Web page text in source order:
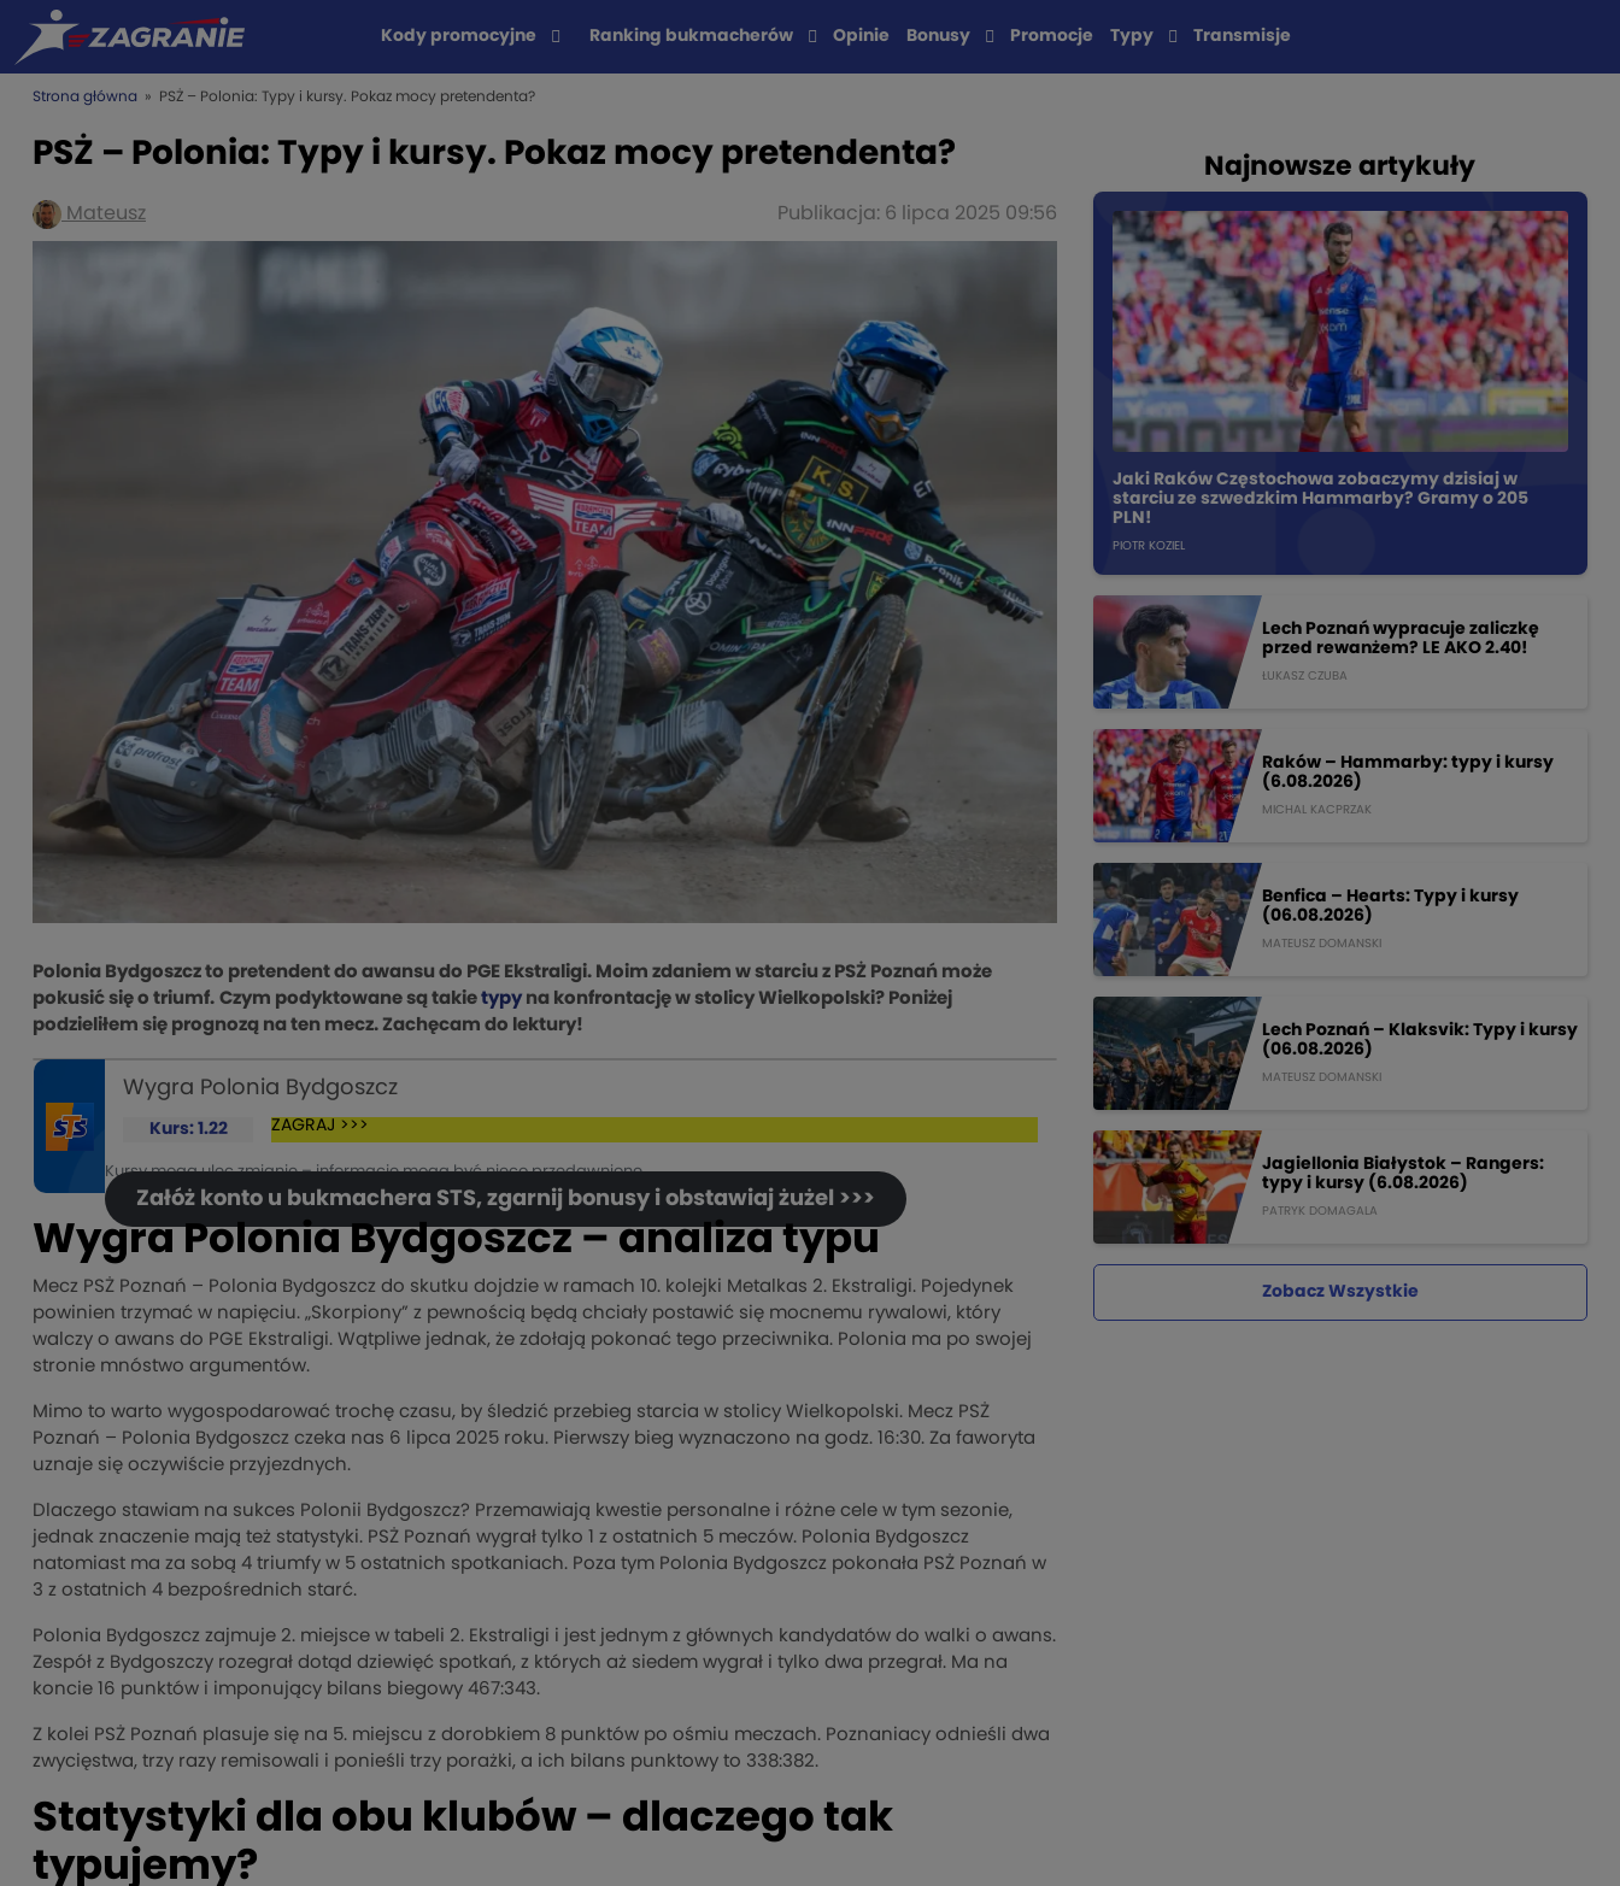
Kody promocyjne Ranking bukmacherów Opinie Bonusy Promocje Typy Transmisje
Strona główna » PSŻ – Polonia: Typy i kursy. Pokaz mocy pretendenta?
PSŻ – Polonia: Typy i kursy. Pokaz mocy pretendenta?
Mateusz Publikacja: 6 lipca 2025 09:56
Polonia Bydgoszcz to pretendent do awansu do PGE Ekstraligi. Moim zdaniem w starciu z PSŻ Poznań może
pokusić się o triumf. Czym podyktowane są takie typy na konfrontację w stolicy Wielkopolski? Poniżej
podzieliłem się prognozą na ten mecz. Zachęcam do lektury!
Wygra Polonia Bydgoszcz
Kurs: 1.22 ZAGRAJ >>>
Kursy mogą ulec zmianie – informacje mogą być nieco przedawnione.
Załóż konto u bukmachera STS, zgarnij bonusy i obstawiaj żużel >>>
Wygra Polonia Bydgoszcz – analiza typu
Mecz PSŻ Poznań – Polonia Bydgoszcz do skutku dojdzie w ramach 10. kolejki Metalkas 2. Ekstraligi. Pojedynek
powinien trzymać w napięciu. „Skorpiony” z pewnością będą chciały postawić się mocnemu rywalowi, który
walczy o awans do PGE Ekstraligi. Wątpliwe jednak, że zdołają pokonać tego przeciwnika. Polonia ma po swojej
stronie mnóstwo argumentów.
Mimo to warto wygospodarować trochę czasu, by śledzić przebieg starcia w stolicy Wielkopolski. Mecz PSŻ
Poznań – Polonia Bydgoszcz czeka nas 6 lipca 2025 roku. Pierwszy bieg wyznaczono na godz. 16:30. Za faworyta
uznaje się oczywiście przyjezdnych.
Dlaczego stawiam na sukces Polonii Bydgoszcz? Przemawiają kwestie personalne i różne cele w tym sezonie,
jednak znaczenie mają też statystyki. PSŻ Poznań wygrał tylko 1 z ostatnich 5 meczów. Polonia Bydgoszcz
natomiast ma za sobą 4 triumfy w 5 ostatnich spotkaniach. Poza tym Polonia Bydgoszcz pokonała PSŻ Poznań w
3 z ostatnich 4 bezpośrednich starć.
Polonia Bydgoszcz zajmuje 2. miejsce w tabeli 2. Ekstraligi i jest jednym z głównych kandydatów do walki o awans.
Zespół z Bydgoszczy rozegrał dotąd dziewięć spotkań, z których aż siedem wygrał i tylko dwa przegrał. Ma na
koncie 16 punktów i imponujący bilans biegowy 467:343.
Z kolei PSŻ Poznań plasuje się na 5. miejscu z dorobkiem 8 punktów po ośmiu meczach. Poznaniacy odnieśli dwa
zwycięstwa, trzy razy remisowali i ponieśli trzy porażki, a ich bilans punktowy to 338:382.
Statystyki dla obu klubów – dlaczego tak
typujemy?
Najnowsze artykuły
Jaki Raków Częstochowa zobaczymy dzisiaj w
starciu ze szwedzkim Hammarby? Gramy o 205
PLN!
PIOTR KOZIEL
Lech Poznań wypracuje zaliczkę
przed rewanżem? LE AKO 2.40!
ŁUKASZ CZUBA
Raków – Hammarby: typy i kursy
(6.08.2026)
MICHAL KACPRZAK
Benfica – Hearts: Typy i kursy
(06.08.2026)
MATEUSZ DOMANSKI
Lech Poznań – Klaksvik: Typy i kursy
(06.08.2026)
MATEUSZ DOMANSKI
Jagiellonia Białystok – Rangers:
typy i kursy (6.08.2026)
PATRYK DOMAGALA
Zobacz Wszystkie